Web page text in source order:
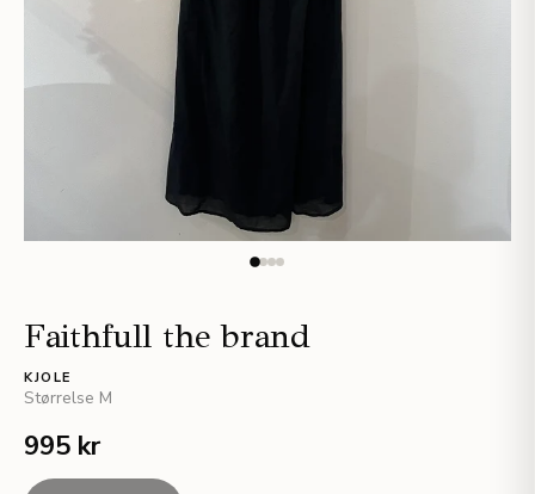
Faithfull the brand
KJOLE
Størrelse M
995 kr